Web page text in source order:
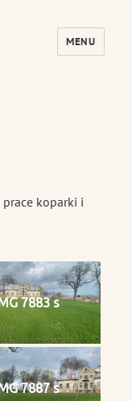
MENU
koparki i
7883 s
7887 s